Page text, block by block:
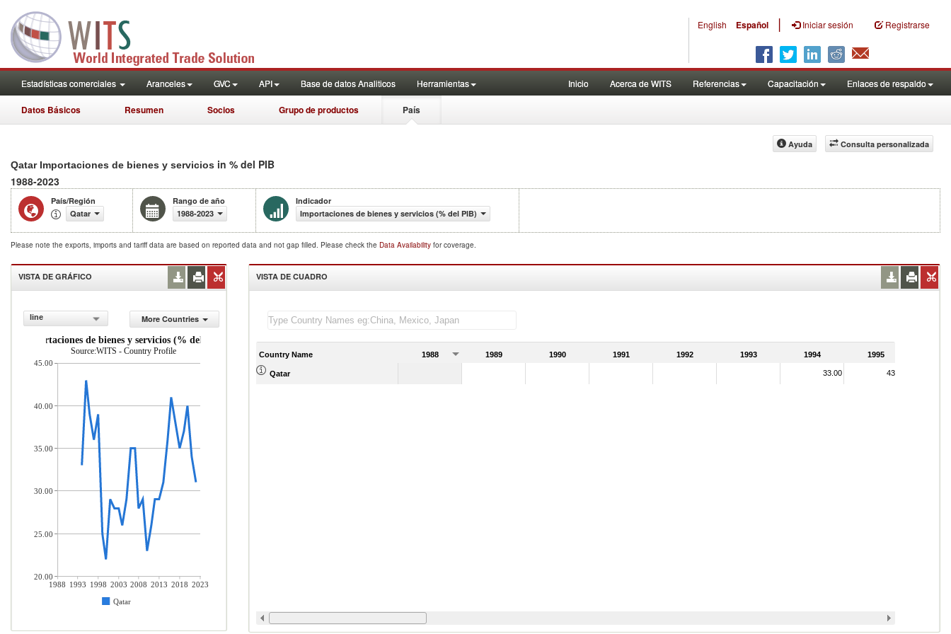
English Español | Iniciar sesión Registrarse
Estadísticas comerciales Aranceles GVC API Base de datos Analiticos Herramientas Inicio Acerca de WITS Referencias Capacitación Enlaces de respaldo
Datos Básicos Resumen Socios Grupo de productos País
Consulta personalizada
Ayuda
Qatar Importaciones de bienes y servicios in % del PIB
1988-2023
País/Región
Qatar
Rango de año
1988-2023
Indicador
Importaciones de bienes y servicios (% del PIB)
Please note the exports, imports and tariff data are based on reported data and not gap filled. Please check the Data Availability for coverage.
VISTA DE GRÁFICO
line
More Countries
Importaciones de bienes y servicios (% del PIB)
Source:WITS - Country Profile
1988 1993 1998 2003 2008 2013 2018 2023
Qatar
45.00
40.00
35.00
30.00
25.00
20.00
VISTA DE CUADRO
Country Name 1988 1989 1990 1991 1992 1993 1994 1995
Qatar 33.00 43.00